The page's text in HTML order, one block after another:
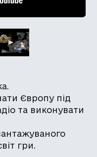
Європу під
та виконувати
гри.